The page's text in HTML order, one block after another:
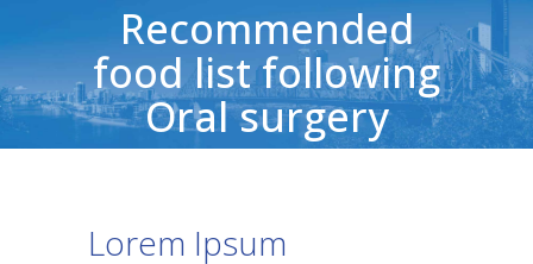
Recommended
food list following
Oral surgery
Lorem Ipsum